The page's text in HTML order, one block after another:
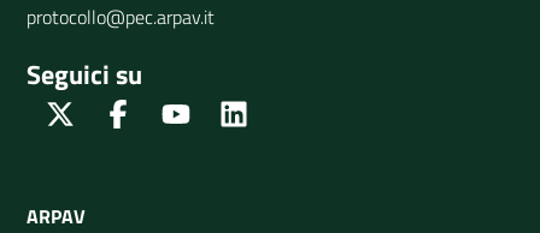
protocollo@pec.arpav.it
Seguici su
Twitter FacebookYoutube
ARPAV